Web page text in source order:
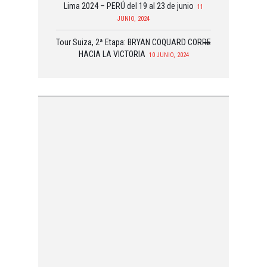
Lima 2024 – PERÚ del 19 al 23 de junio 11
JUNIO, 2024
Tour Suiza, 2ª Etapa: BRYAN COQUARD CORRE
HACIA LA VICTORIA 10 JUNIO, 2024